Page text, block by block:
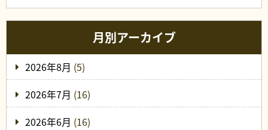
月別アーカイブ
2026年8月 (5)
2026年7月 (16)
2026年6月 (16)